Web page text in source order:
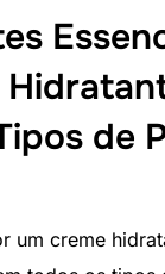
de
um creme